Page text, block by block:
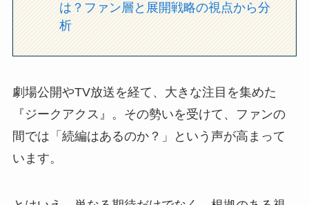
は？ファン層と展開戦略の視点から分
析
劇場公開やTV放送を経て、大きな注目を集めた
『ジークアクス』。その勢いを受けて、ファンの
間では「続編はあるのか？」という声が高まって
います。